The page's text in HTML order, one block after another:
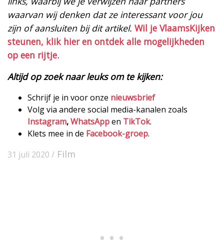
waarvan wij denken dat ze interessant voor jou
zijn of aansluiten bij dit artikel. Wil je VlaamsKijken
steunen, klik hier en ontdek alle mogelijkheden
op een rijtje.
Altijd op zoek naar leuks om te kijken:
Schrijf je in voor onze nieuwsbrief
Volg via andere social media-kanalen zoals
Instagram,WhatsAppen TikTok.
Klets mee in de Facebook-groep.
31 juli 2020 / Film